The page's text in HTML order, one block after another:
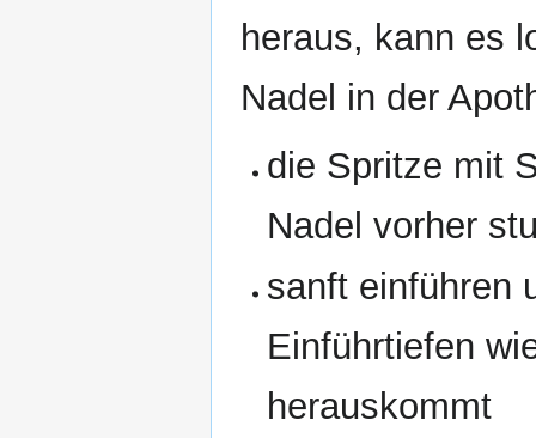
heraus, kann es
Nadel in der
die Spritze mit
Nadel vorher
sanft einführen
Einführtiefen
herauskommt